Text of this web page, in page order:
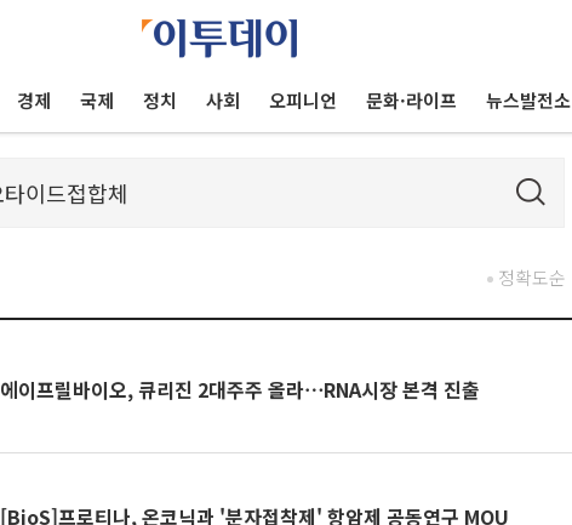
경제 국제 정치 사회 오피니언 문화·라이프 뉴스발전소
정확도순
에이프릴바이오, 큐리진 2대주주 올라⋯RNA시장 본격 진출
[BioS]프로티나, 온코닉과 '분자접착제' 항암제 공동연구 MOU